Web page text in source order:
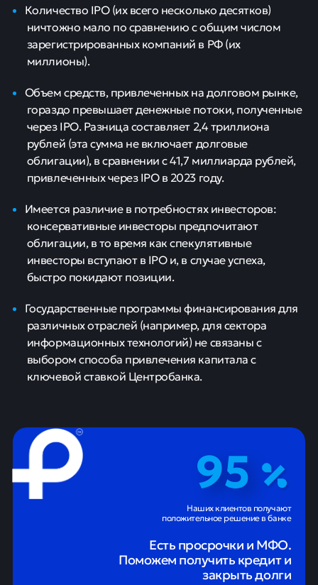
Количество IPO (их всего несколько десятков)
ничтожно мало по сравнению с общим числом
зарегистрированных компаний в РФ (их
миллионы).
Объем средств, привлеченных на долговом рынке,
гораздо превышает денежные потоки, полученные
через IPO. Разница составляет 2,4 триллиона
рублей (эта сумма не включает долговые
облигации), в сравнении с 41,7 миллиарда рублей,
привлеченных через IPO в 2023 году.
Имеется различие в потребностях инвесторов:
консервативные инвесторы предпочитают
облигации, в то время как спекулятивные
инвесторы вступают в IPO и, в случае успеха,
быстро покидают позиции.
Государственные программы финансирования для
различных отраслей (например, для сектора
информационных технологий) не связаны с
выбором способа привлечения капитала с
ключевой ставкой Центробанка.
95
Наших клиентов получают
положительное решение в банке
Есть просрочки и МФО.
Поможем получить кредит и
закрыть долги